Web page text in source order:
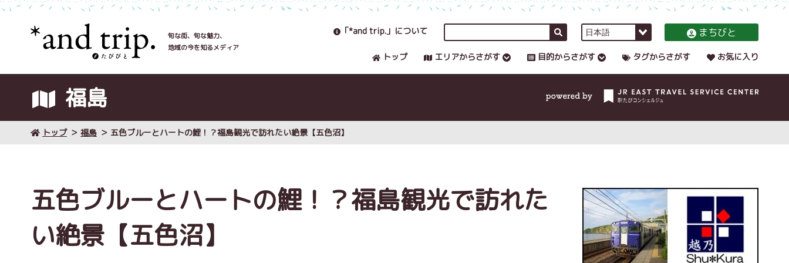
旬な街、旬な魅力、
地域の今を知るメディア
「*and trip.」について まちびと
トップ エリアからさがす 目的からさがす タグからさがす お気に入り
福島
トップ 福島 五色ブルーとハートの鯉！？福島観光で訪れたい絶景【五色沼】
五色ブルーとハートの鯉！？福島観光で訪れた
い絶景【五色沼】